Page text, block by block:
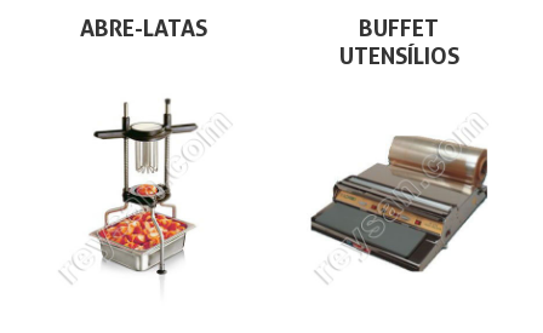
ABRE-LATAS
BUFFET
UTENSÍLIOS